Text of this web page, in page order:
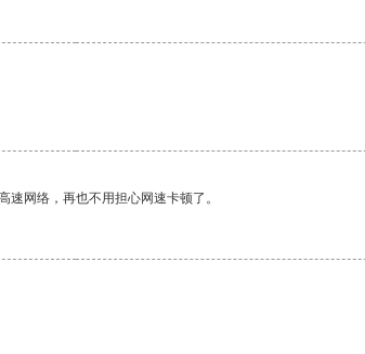
网络，再也不用担心网速卡顿了。